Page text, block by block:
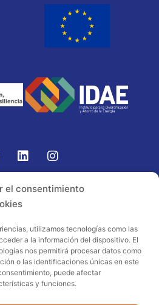
el consentimiento
utilizamos tecnologías como las
a la información del dispositivo. El
nos permitirá procesar datos como
o las identificaciones únicas en este
puede afectar
y funciones.
al programa de
al autoconsumo y
con fuentes de energía
como a la implantación